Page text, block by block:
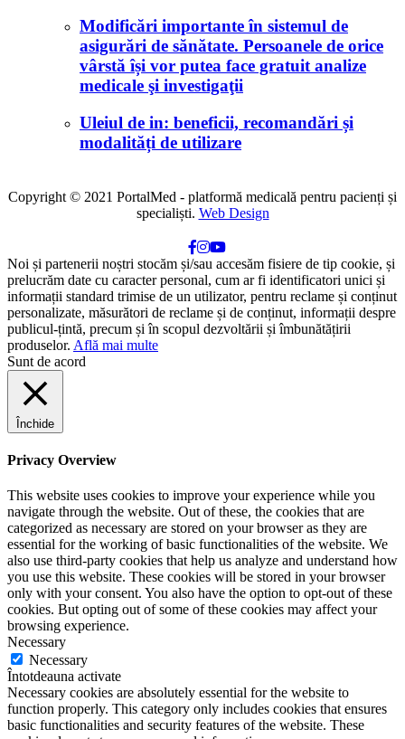
Modificări importante în sistemul de
asigurări de sănătate. Persoanele de orice
vârstă își vor putea face gratuit analize
medicale şi investigaţii
Uleiul de in: beneficii, recomandări și
modalități de utilizare
Copyright © 2021 PortalMed - platformă medicală pentru pacienți și
specialiști. Web Design
Noi și partenerii noștri stocăm și/sau accesăm fisiere de tip cookie, și
prelucrăm date cu caracter personal, cum ar fi identificatori unici și
informații standard trimise de un utilizator, pentru reclame și conținut
personalizate, măsurători de reclame și de conținut, informații despre
publicul-țintă, precum și în scopul dezvoltării și îmbunătățirii
produselor. Află mai multe
Sunt de acord
Închide
Privacy Overview
This website uses cookies to improve your experience while you
navigate through the website. Out of these, the cookies that are
categorized as necessary are stored on your browser as they are
essential for the working of basic functionalities of the website. We
also use third-party cookies that help us analyze and understand how
you use this website. These cookies will be stored in your browser
only with your consent. You also have the option to opt-out of these
cookies. But opting out of some of these cookies may affect your
browsing experience.
Necessary
Necessary
Întotdeauna activate
Necessary cookies are absolutely essential for the website to
function properly. This category only includes cookies that ensures
basic functionalities and security features of the website. These